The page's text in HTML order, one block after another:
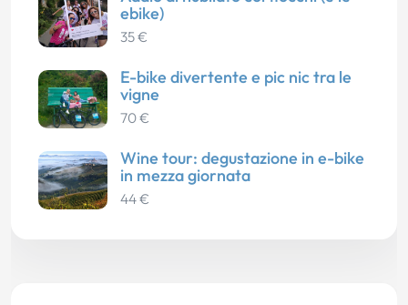
ebike)
35 €
E-bike divertente e pic nic tra le
vigne
70 €
Wine tour: degustazione in e-bike
in mezza giornata
44 €